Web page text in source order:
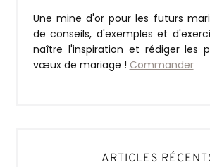
Une mine d'or pour les futurs
de conseils, d'exemples et
naître l'inspiration et rédiger les
vœux de mariage ! Commander
ARTICLES